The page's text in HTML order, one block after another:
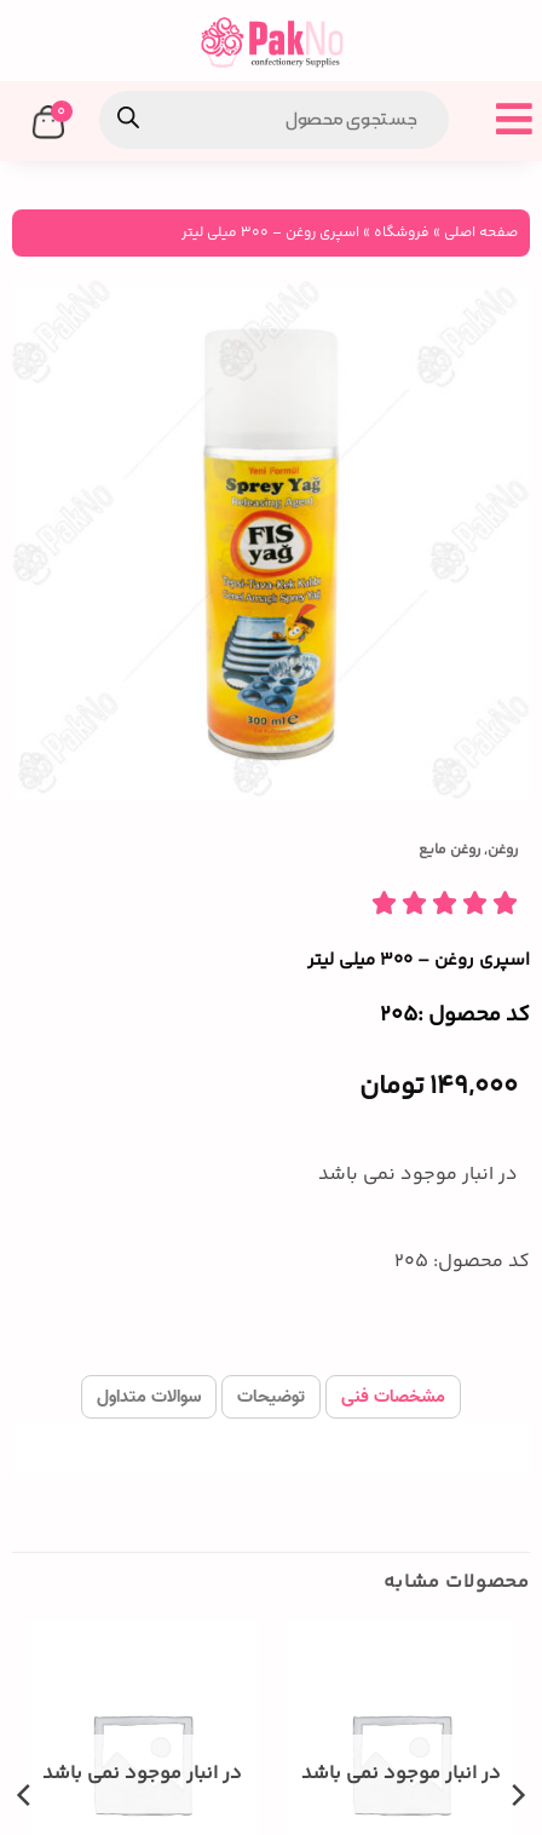
0
صفحه اصلی » فروشگاه » اسپری روغن – 300 میلی لیتر
روغن,روغن مایع
اسپری روغن – ۳۰۰ میلی لیتر
کد محصول :‌205
149,000تومان
در انبار موجود نمی باشد
کد محصول: 205
مشخصات فنی توضیحات سوالات متداول
محصولات مشابه
در انبار موجود نمی باشد در انبار موجود نمی باشد